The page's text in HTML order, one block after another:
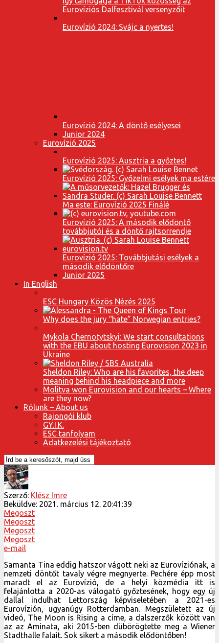
Eurovíziós Dalfesztivál versenyzőit
Eurovízió 2024: Svájc a nyertes!
Eurovízió 2024: A döntő esélyesei
Junior 2024
Eurovízió 2025
Eurovízió 2025: Ausztria a győztes!
Eurovízió 2025: Győzelmi esélyek ma estére
Ma este: Eurovízió 2025 Finálé
Eurovízió 2025: A második elődöntő
továbbjutói és a döntő rajtsorrendje
Eurovízió 2025: Továbbjutási esélyek a
második elődöntőre
Junior 2025
In English
ESC Hungary Közös Nézés 2025
Why does the jury “hate” Norwegian entries?
Mykola Chernotytskyi: We start consultations
with the EBU about hosting Eurovision 2023 in
Ukraine
Sheldon Riley: Who are his favorites, the deep
meaning behind his headpiece and more
Molitva won Eurovision and our hearts – Where
are they now?
Rólunk – About us
Rajongói klub
GY.I.K.
ESC tanfolyam
Adatkezelési tájékoztató
Szerző: Klész Imre
Beküldve: 2021. március 12. 20:41:39
Megoszt
Megoszt
Megoszt
Megoszt
e-mail
Samanta Tina eddig hatszor vágott neki az Eurovíziónak, a
nemzeti döntőt tavaly végre megnyerte. Pechére épp most
maradt el az Eurovízió, de a helyi közmédia itt is
felajánlotta a 2020-as válogató győztesének, hogy egy új
dallal indulhat Lettország képviseletében a 2021-es
Eurovízión, ugyanúgy Rotterdamban. Megszületett az új
videó, The Moon is Rising a címe, a dalszerzők között van
az az Aminata, aki 2015-ben dübörögtette meg a Wiener
Stadthalle falait. Sok sikert a második elődöntőben!